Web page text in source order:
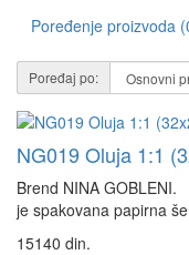
Poređenje proizvoda
Poređaj po:
NG019 Oluja 1:1
Brend NINA
je spakovana papirna
15140 din.